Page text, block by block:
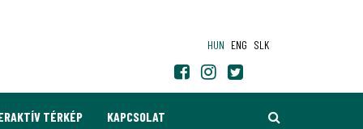
HUN ENG SLK
TÉRKÉP KAPCSOLAT